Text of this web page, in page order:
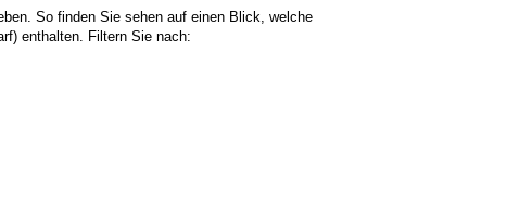
So finden Sie sehen auf einen Blick, welche
enthalten. Filtern Sie nach: